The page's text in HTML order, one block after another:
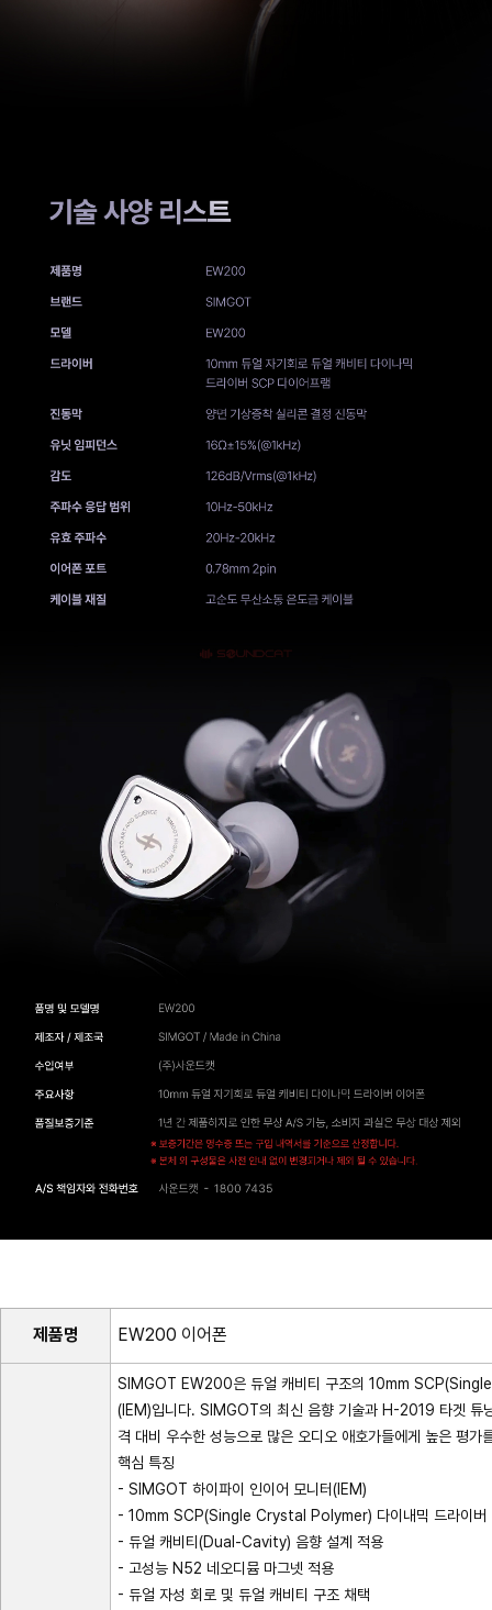
제품명 EW200 이어폰
SIMGOT EW200은 듀얼 캐비티 구조의 10mm
(IEM)입니다. SIMGOT의 최신 음향 기술과 H-2019 타겟 튜
격 대비 우수한 성능으로 많은 오디오 애호가들에게 높은 평가
핵심 특징
- SIMGOT 하이파이 인이어 모니터(IEM)
- 10mm SCP(Single Crystal Polymer) 다이내믹 드라이버
- 듀얼 캐비티(Dual-Cavity) 음향 설계 적용
- 고성능 N52 네오디뮴 마그넷 적용
- 듀얼 자성 회로 및 듀얼 캐비티 구조 채택